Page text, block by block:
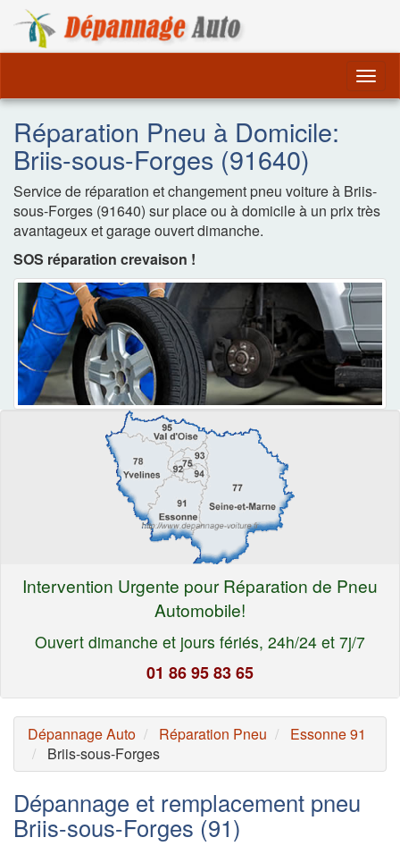
Réparation Pneu à Domicile:
Briis-sous-Forges (91640)
Service de réparation et changement pneu voiture à Briis-
sous-Forges (91640) sur place ou à domicile à un prix très
avantageux et garage ouvert dimanche.
SOS réparation crevaison !
Intervention Urgente pour Réparation de Pneu
Automobile!
Ouvert dimanche et jours fériés, 24h/24 et 7j/7
01 86 95 83 65
Dépannage Auto Réparation Pneu
Essonne 91
Briis-sous-Forges
Dépannage et remplacement pneu
Briis-sous-Forges (91)